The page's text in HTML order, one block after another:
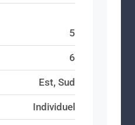
5
6
Est, Sud
Individuel